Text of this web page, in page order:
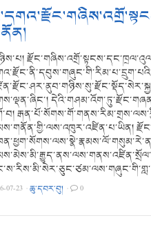
07-23 ·ཆུ་དབར་བུ། · 0